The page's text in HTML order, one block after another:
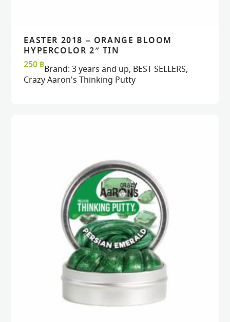
VIEW
VIEW
READ MORE
READ MORE
EASTER 2018 – ORANGE BLOOM
HYPERCOLOR 2″ TIN
250 ฿Brand:3 years and up, BEST SELLERS,
Crazy Aaron's Thinking Putty